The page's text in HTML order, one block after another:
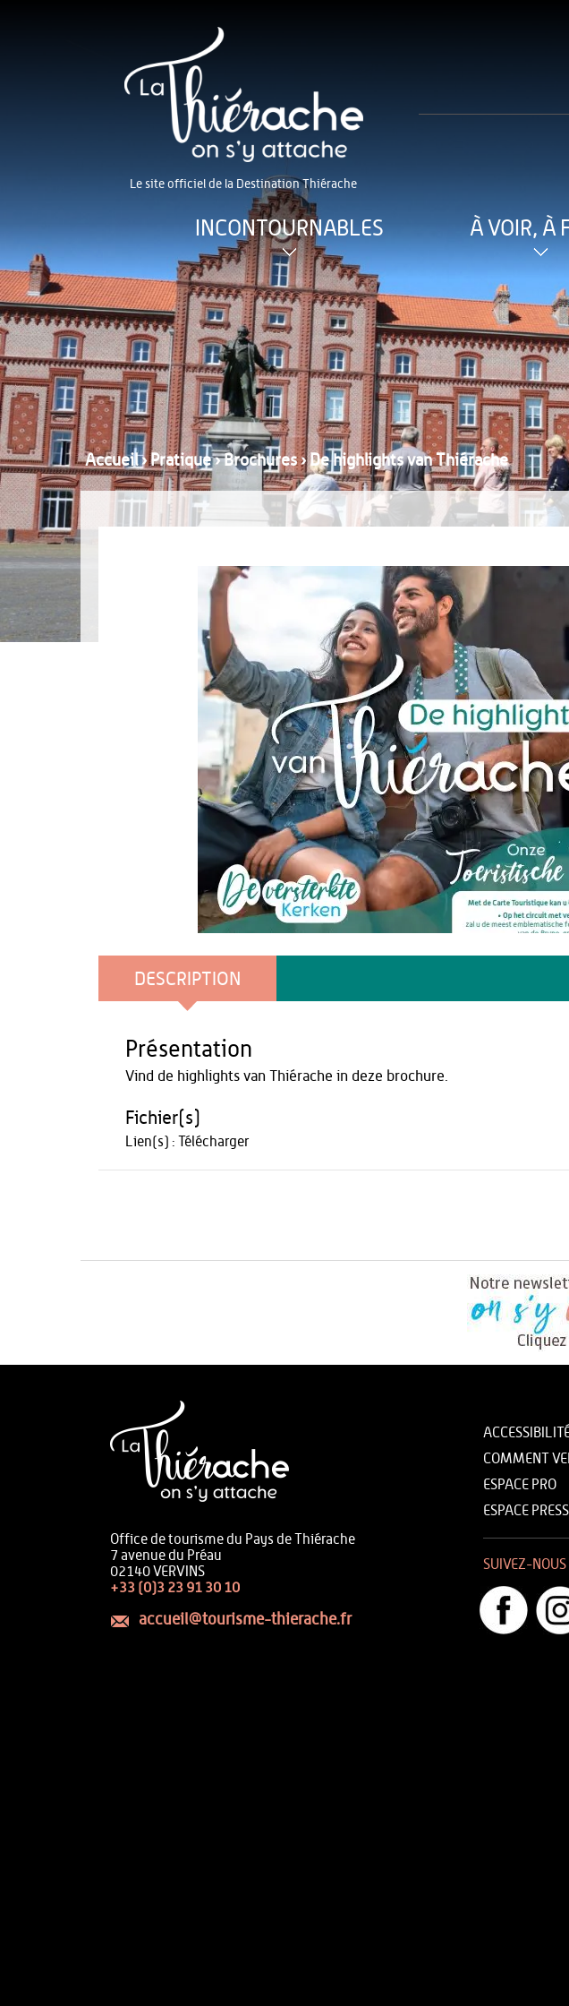
Le site officiel de la Destination Thiérache
INCONTOURNABLES À VOIR, À
Accueil›Pratique›Brochures ›De highlights van Thiérache
DESCRIPTION
Présentation
Vind de highlights van Thiérache in deze brochure.
Fichier(s)
Lien(s) : Télécharger
Office de tourisme du Pays de Thiérache
7 avenue du Préau
02140 VERVINS
+33 (0)3 23 91 30 10
accueil@tourisme-thierache.fr
COMMENT
ESPACE PRO
ESPACE
SUIVEZ-NOUS